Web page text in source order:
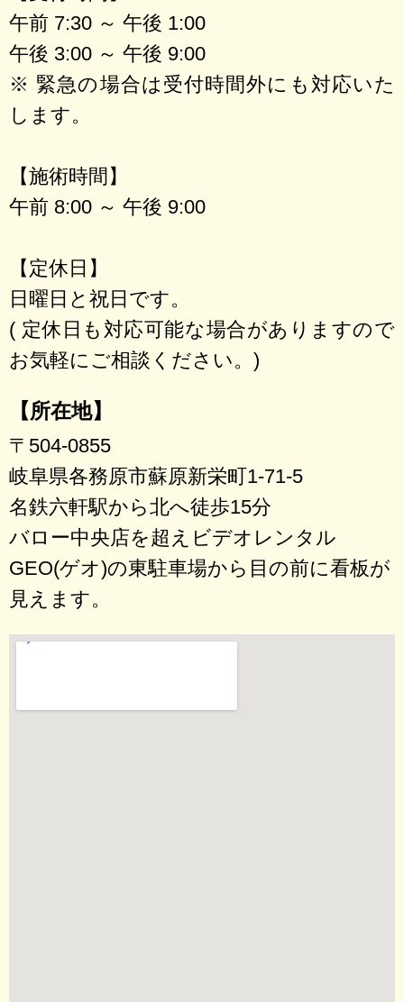
午前 7:30 ～ 午後 1:00
午後 3:00 ～ 午後 9:00
※ 緊急の場合は受付時間外にも対応いた
します。
【施術時間】
午前 8:00 ～ 午後 9:00
【定休日】
日曜日と祝日です。
( 定休日も対応可能な場合がありますので
お気軽にご相談ください。)
【所在地】
〒504-0855
岐阜県各務原市蘇原新栄町1-71-5
名鉄六軒駅から北へ徒歩15分
バロー中央店を超えビデオレンタル
GEO(ゲオ)の東駐車場から目の前に看板が
見えます。